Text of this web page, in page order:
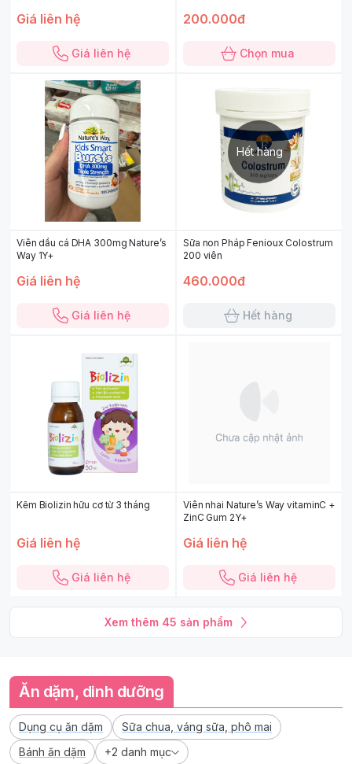
Giá liên hệ
Giá liên hệ
200.000đ
Chọn mua
Viên dầu cá DHA 300mg Nature’s
Way 1Y+
Giá liên hệ
Giá liên hệ
Hết hàng
Sữa non Pháp Fenioux Colostrum
200 viên
460.000đ
Hết hàng
Kẽm Biolizin hữu cơ từ 3 tháng
Giá liên hệ
Giá liên hệ
Viên nhai Nature’s Way vitaminC +
ZinC Gum 2Y+
Giá liên hệ
Giá liên hệ
Xem thêm 45 sản phẩm
Ăn dặm, dinh dưỡng
Dụng cụ ăn dặm
Sữa chua, váng sữa, phô mai
Bánh ăn dặm
+2 danh mục